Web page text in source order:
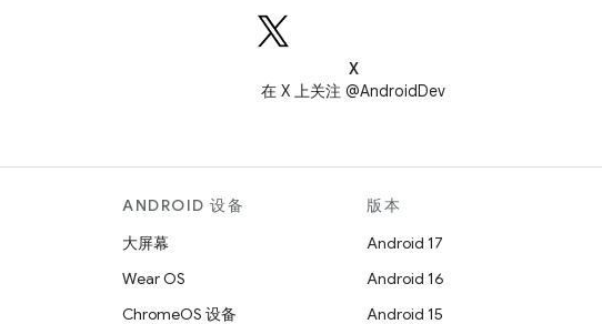
X
在 X 上关注 @AndroidDev
ANDROID 设备
大屏幕
Wear OS
ChromeOS 设备
版本
Android 17
Android 16
Android 15